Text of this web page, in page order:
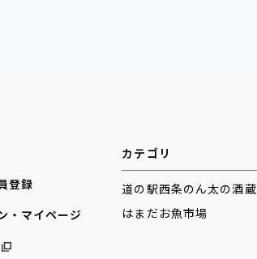
登録
・マイページ
カテゴリ
道の駅西条のん太の酒蔵
はまだお魚市場